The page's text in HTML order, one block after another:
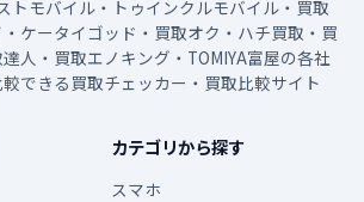
トモバイル・トゥインクルモバイル・買取
ケータイゴッド・買取オク・ハチ買取・買
人・買取エノキング・TOMIYA富屋の各社
できる買取チェッカー・買取比較サイト
カテゴリから探す
スマホ